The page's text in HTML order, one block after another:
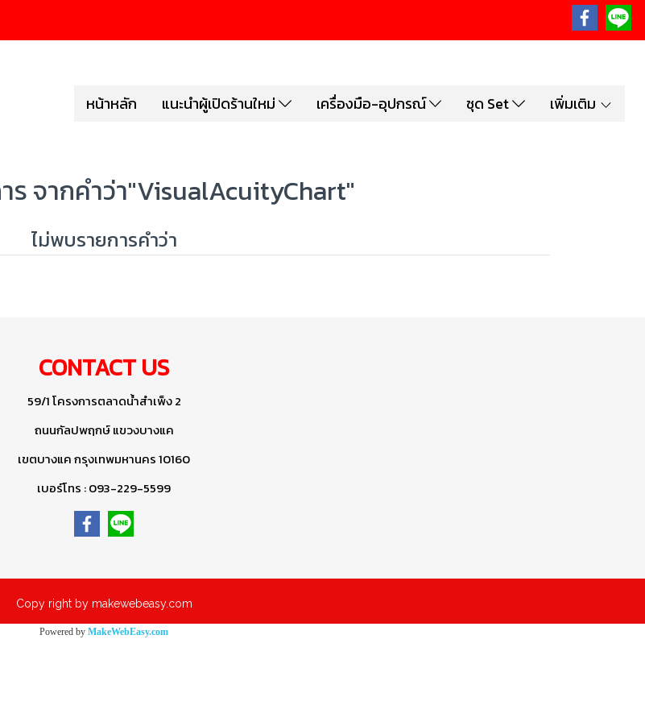
หน้าหลัก แนะนำผู้เปิดร้านใหม่ เครื่องมือ-อุปกรณ์ ชุด Set เพิ่มเติม
ร จากคำว่า"VisualAcuityChart"
ไม่พบรายการคำว่า
CONTACT US
59/1 โครงการตลาดน้ำสำเพ็ง 2
ถนนกัลปพฤกษ์ แขวงบางแค
เขตบางแค กรุงเทพมหานคร 10160
เบอร์โทร : 093-229-5599
Copy right by makewebeasy.com
Powered by MakeWebEasy.com